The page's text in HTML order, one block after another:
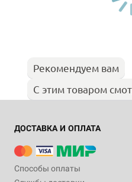
Рекомендуем вам
С этим товаром
ДОСТАВКА И ОПЛАТА
Способы оплаты